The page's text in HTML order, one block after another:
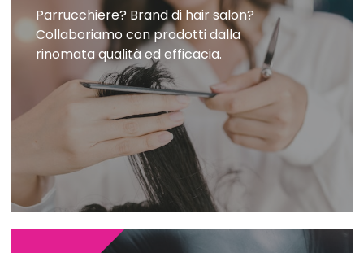
Parrucchiere? Brand di hair salon?
Collaboriamo con prodotti dalla
rinomata qualità ed efficacia.